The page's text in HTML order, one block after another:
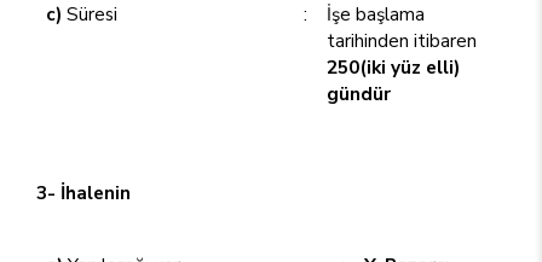
c) Süresi :
İşe başlama
tarihinden itibaren
250(iki yüz elli)
gündür
3- İhalenin